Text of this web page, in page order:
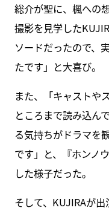
総介が聖に、楓への
撮影を見学した
ソードだったので、
たです」と大喜び。
また、「キャストや
ところまで読み込ん
る気持ちがドラマを
です」と、『ホンノ
した様子だった。
そして、KUJIRAが出